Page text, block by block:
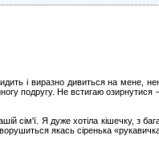
і виразно дивиться на мене,
подругу. Не встигаю озирнутися
Я дуже хотіла кішечку, з
якась сіренька